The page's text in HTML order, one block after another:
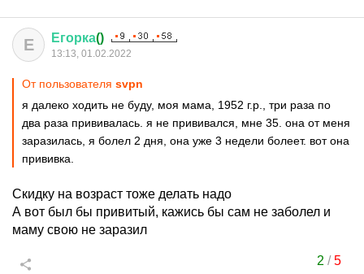
Е Егорка()
13:13, 01.02.2022
От пользователя svpn
я далеко ходить не буду, моя мама, 1952 г.р., три раза по
два раза прививалась. я не прививался, мне 35. она от меня
заразилась, я болел 2 дня, она уже 3 недели болеет. вот она
прививка.
Скидку на возраст тоже делать надо
А вот был бы привитый, кажись бы сам не заболел и
маму свою не заразил
2 /5